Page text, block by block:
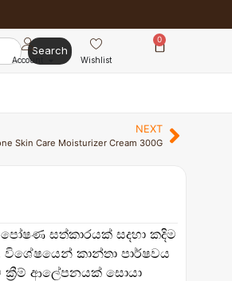
Search
Account Wishlist
0
NEXT
Skin Care Moisturizer Cream 300G
සත්කාරයක් සදහා කදිම
කාන්තා පාර්ෂවය
ආලේපනයක් සොයා